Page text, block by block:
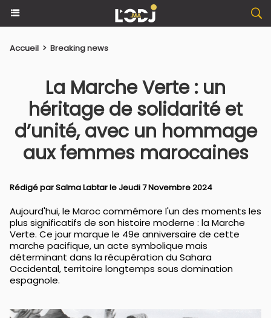
Accueil > Breaking news
La Marche Verte : un
héritage de solidarité et
d’unité, avec un hommage
aux femmes marocaines
Rédigé parSalma Labtarle Jeudi 7 Novembre 2024
Aujourd'hui, le Maroc commémore l'un des moments les
plus significatifs de son histoire moderne : la Marche
Verte. Ce jour marque le 49e anniversaire de cette
marche pacifique, un acte symbolique mais
déterminant dans la récupération du Sahara
Occidental, territoire longtemps sous domination
espagnole.